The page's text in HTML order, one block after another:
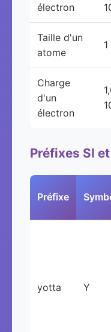
électron
Taille d'un
atome
Charge
d'un
électron
Préfixes SI
Préfixe
yotta Y